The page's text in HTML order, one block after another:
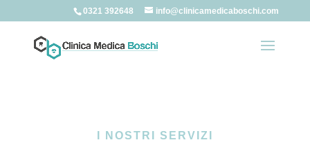
0321 392648 info@clinicamedicaboschi.com
I NOSTRI SERVIZI